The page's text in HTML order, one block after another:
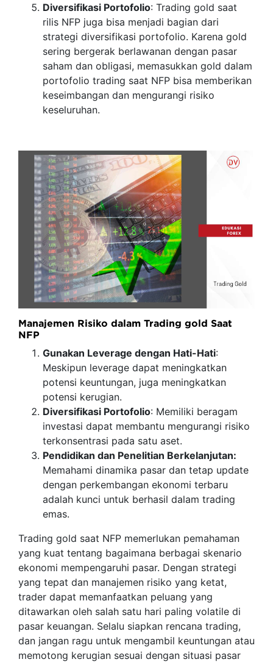
Diversifikasi Portofolio: Trading gold saat
rilis NFP juga bisa menjadi bagian dari
strategi diversifikasi portofolio. Karena gold
sering bergerak berlawanan dengan pasar
saham dan obligasi, memasukkan gold dalam
portofolio trading saat NFP bisa memberikan
keseimbangan dan mengurangi risiko
keseluruhan.
Manajemen Risiko dalam Trading gold Saat
NFP
Gunakan Leverage dengan Hati-Hati:
Meskipun leverage dapat meningkatkan
potensi keuntungan, juga meningkatkan
potensi kerugian.
Diversifikasi Portofolio: Memiliki beragam
investasi dapat membantu mengurangi risiko
terkonsentrasi pada satu aset.
Pendidikan dan Penelitian Berkelanjutan:
Memahami dinamika pasar dan tetap update
dengan perkembangan ekonomi terbaru
adalah kunci untuk berhasil dalam trading
emas.
Trading gold saat NFP memerlukan pemahaman
yang kuat tentang bagaimana berbagai skenario
ekonomi mempengaruhi pasar. Dengan strategi
yang tepat dan manajemen risiko yang ketat,
trader dapat memanfaatkan peluang yang
ditawarkan oleh salah satu hari paling volatile di
pasar keuangan. Selalu siapkan rencana trading,
dan jangan ragu untuk mengambil keuntungan atau
memotong kerugian sesuai dengan situasi pasar